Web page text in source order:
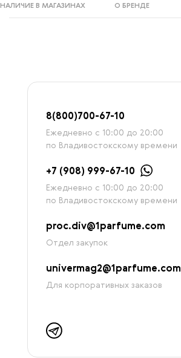
НАЛИЧИЕ В МАГАЗИНАХ О БРЕНДЕ
8(800)700-67-10
Ежедневно с 10:00 до 20:00
по Владивостокскому времени
+7 (908) 999-67-10
Ежедневно с 10:00 до 20:00
по Владивостокскому времени
proc.div@1parfume.com
Отдел закупок
univermag2@1parfume.com
Для корпоративных заказов